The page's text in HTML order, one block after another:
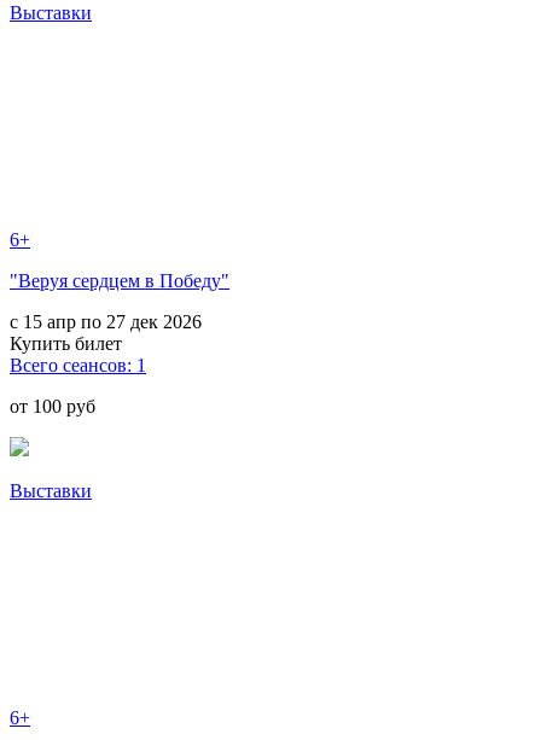
Выставки
6+
"Веруя сердцем в Победу"
с 15 апр по 27 дек 2026
Купить билет
Всего сеансов: 1
от 100 руб
Выставки
6+